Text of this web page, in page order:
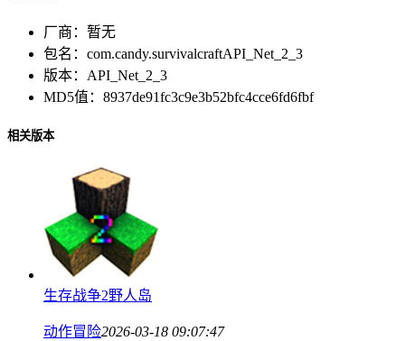
厂商： 暂无
包名： com.candy.survivalcraftAPI_Net_2_3
版本： API_Net_2_3
MD5值： 8937de91fc3c9e3b52bfc4cce6fd6fbf
相关版本
生存战争2野人岛
动作冒险2026-03-18 09:07:47